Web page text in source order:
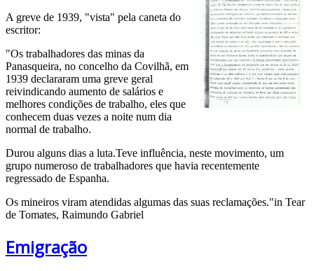
A greve de 1939, "vista" pela caneta do
escritor:
"Os trabalhadores das minas da
Panasqueira, no concelho da Covilhã, em
1939 declararam uma greve geral
reivindicando aumento de salários e
melhores condições de trabalho, eles que
conhecem duas vezes a noite num dia
normal de trabalho.
Durou alguns dias a luta.Teve influência, neste movimento, um
grupo numeroso de trabalhadores que havia recentemente
regressado de Espanha.
Os mineiros viram atendidas algumas das suas reclamações."in Tear
de Tomates, Raimundo Gabriel
Emigração